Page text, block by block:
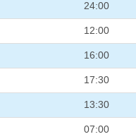
24:00
12:00
16:00
17:30
13:30
07:00